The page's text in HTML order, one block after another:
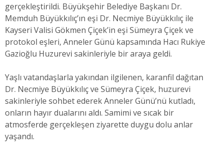
gerçekleştirildi. Büyükşehir Belediye Başkanı Dr.
Memduh Büyükkılıç’ın eşi Dr. Necmiye Büyükkılıç ile
Kayseri Valisi Gökmen Çiçek’in eşi Sümeyra Çiçek ve
protokol eşleri, Anneler Günü kapsamında Hacı Rukiye
Gazioğlu Huzurevi sakinleriyle bir araya geldi.
Yaşlı vatandaşlarla yakından ilgilenen, karanfil dağıtan
Dr. Necmiye Büyükkılıç ve Sümeyra Çiçek, huzurevi
sakinleriyle sohbet ederek Anneler Günü’nü kutladı,
onların hayır dualarını aldı. Samimi ve sıcak bir
atmosferde gerçekleşen ziyarette duygu dolu anlar
yaşandı.